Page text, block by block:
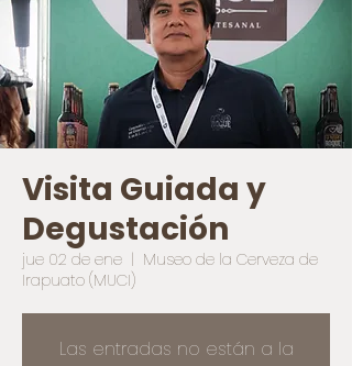
Visita Guiada y
Degustación
jue 02 de ene
  |
Museo de la Cerveza de
Irapuato (MUCI)
Las entradas no están a la